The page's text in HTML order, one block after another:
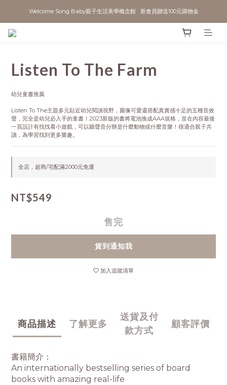
Welcome Song Baby親子生活美學概念館   新會員贈送100元購物金
Listen To The Farm
幼兒童書推薦
Listen To The主題多元貼近幼兒閱讀視野，圖像可愛還搭配真實感十足的五種音效
聲，完全是幼兒必入手的童書！2023新版的書將電池換成AAA規格，並在內容最後
一頁設計有找找看小遊戲，可以聽聲音分辦是什麼動物或什麼音樂！很適合親子共
讀，為學習找到更多樂趣。
全店，超商/宅配滿2000元免運
NT$549
售完
貨到通知我
加入追蹤清單
商品描述 了解更多
送貨及付
款方式
顧客評價
書籍簡介：
An internationally bestselling series of board
books with amazing real-life